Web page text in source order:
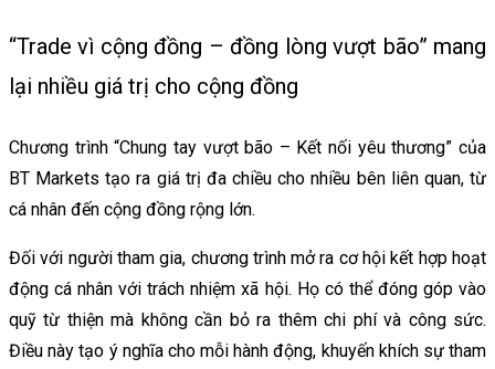
“Trade vì cộng đồng – đồng lòng vượt bão” mang
lại nhiều giá trị cho cộng đồng
Chương trình “Chung tay vượt bão – Kết nối yêu thương” của
BT Markets tạo ra giá trị đa chiều cho nhiều bên liên quan, từ
cá nhân đến cộng đồng rộng lớn.
Đối với người tham gia, chương trình mở ra cơ hội kết hợp hoạt
động cá nhân với trách nhiệm xã hội. Họ có thể đóng góp vào
quỹ từ thiện mà không cần bỏ ra thêm chi phí và công sức.
Điều này tạo ý nghĩa cho mỗi hành động, khuyến khích sự tham